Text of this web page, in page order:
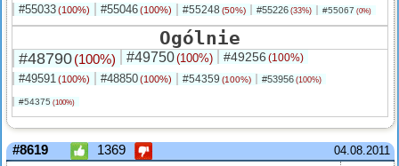
#55033(100%) #55046(100%) #55248 (50%) #55226 (33%) #55067 (0%)
Ogólnie
#48790(100%) #49750(100%) #49256 (100%)
#49591(100%) #48850(100%) #54359 (100%) #53956 (100%)
#54375 (100%)
04.08.2011
#8619 1369